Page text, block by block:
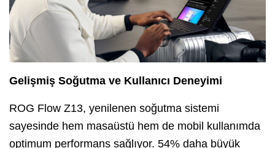
Gelişmiş Soğutma ve Kullanıcı Deneyimi
ROG Flow Z13, yenilenen soğutma sistemi
sayesinde hem masaüstü hem de mobil kullanımda
optimum performans sağlıyor. 54% daha büyük